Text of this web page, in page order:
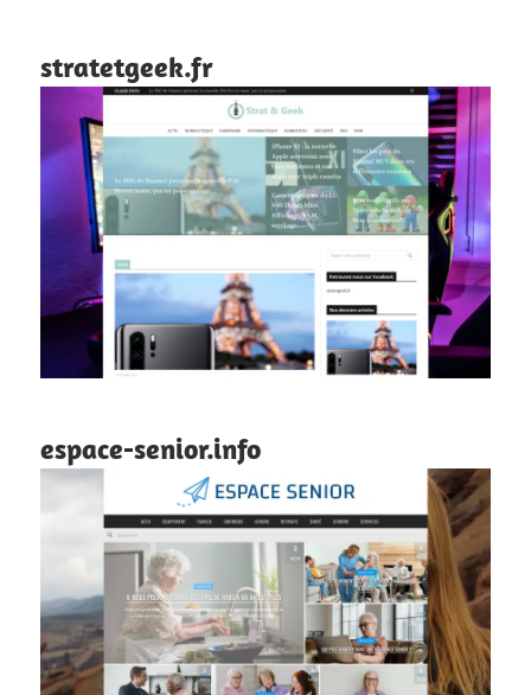
stratetgeek.fr
espace-senior.info